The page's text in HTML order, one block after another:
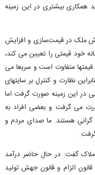
همکاری بیشتری در این زمینه
ملک در قیمت‌سازی و افزایش
خود قیمتی را تعیین می کند،
متفاوت است و سریعا می
نظارت و کنترل بر سایتهای
در این زمینه صورت گرفت اما
می گرفت و بعضی افراد به
گرانی هستند. ما صدای مردم و
گفت: در حال حاضر درآمد
قانون الزام و قانون جهش تولید